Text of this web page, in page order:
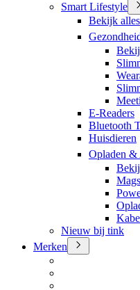
Smart Lifestyle
Bekijk alles
E-Readers
Bluetooth
Huisdieren
Opladen &
Nieuw bij tink
Merken